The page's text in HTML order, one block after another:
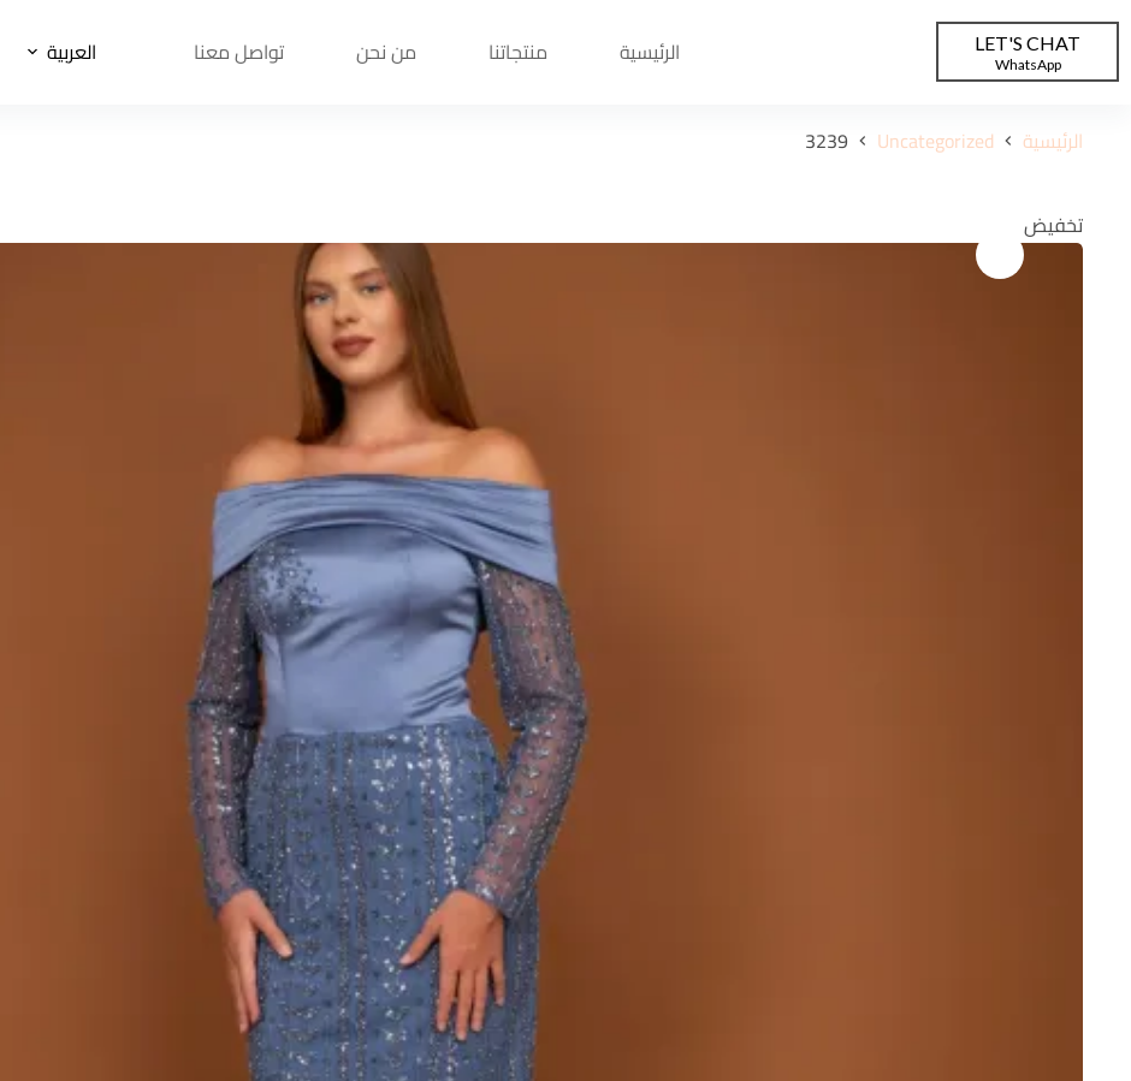
LET'S CHAT
WhatsApp الرئيسية منتجاتنا من نحن تواصل معنا العربية
الرئيسية Uncategorized
3239
تخفيض